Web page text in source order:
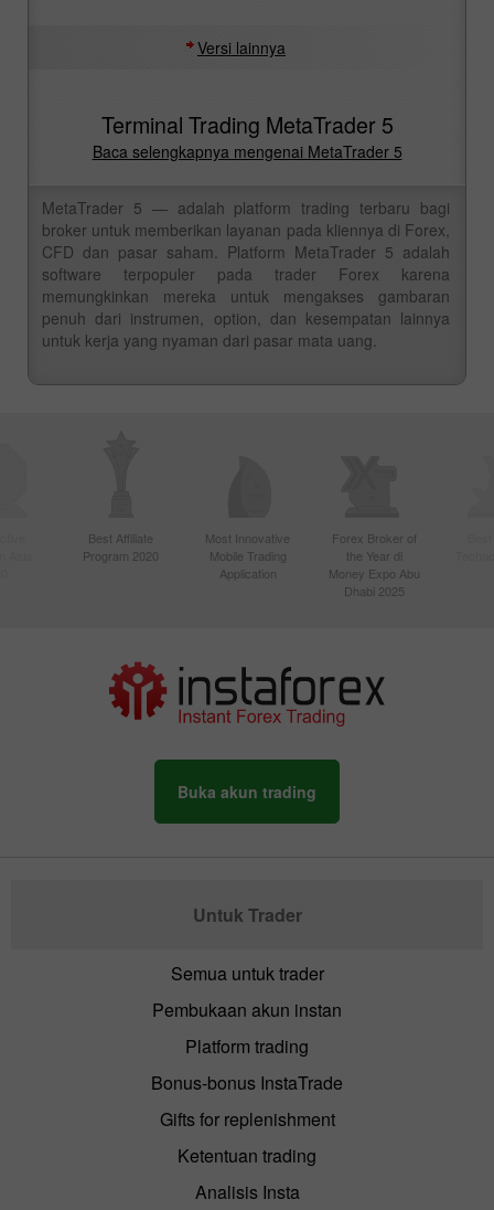
Versi lainnya
Terminal Trading MetaTrader 5
Baca selengkapnya mengenai MetaTrader 5
MetaTrader 5 — adalah platform trading terbaru bagi
broker untuk memberikan layanan pada kliennya di Forex,
CFD dan pasar saham. Platform MetaTrader 5 adalah
software terpopuler pada trader Forex karena
memungkinkan mereka untuk mengakses gambaran
penuh dari instrumen, option, dan kesempatan lainnya
untuk kerja yang nyaman dari pasar mata uang.
Best Affiliate
Program 2020
Most Innovative
Mobile Trading
Application
Forex Broker of
the Year di
Money Expo Abu
Dhabi 2025
Buka akun trading
Untuk Trader
Semua untuk trader
Pembukaan akun instan
Platform trading
Bonus-bonus InstaTrade
Gifts for replenishment
Ketentuan trading
Analisis Insta